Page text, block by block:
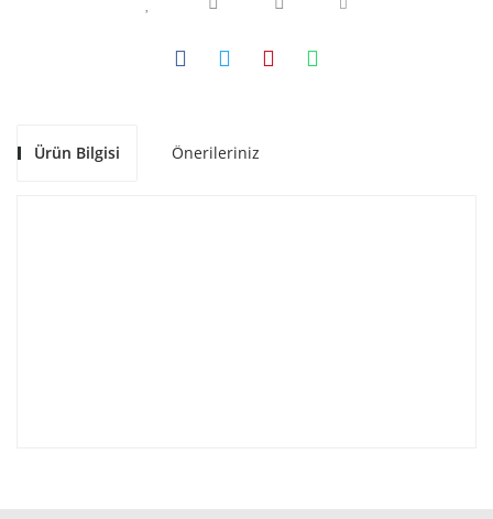
Ürün Bilgisi Önerileriniz